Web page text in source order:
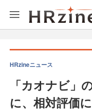
HRzineニュース
「カオナビ」
に、相対評価